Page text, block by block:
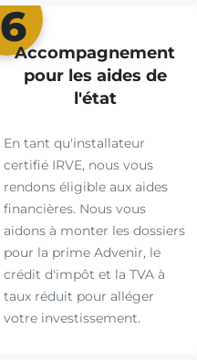
6
Accompagnement
pour les aides de
l'état
En tant qu'installateur
certifié IRVE, nous vous
rendons éligible aux aides
financières. Nous vous
aidons à monter les dossiers
pour la prime Advenir, le
crédit d'impôt et la TVA à
taux réduit pour alléger
votre investissement.